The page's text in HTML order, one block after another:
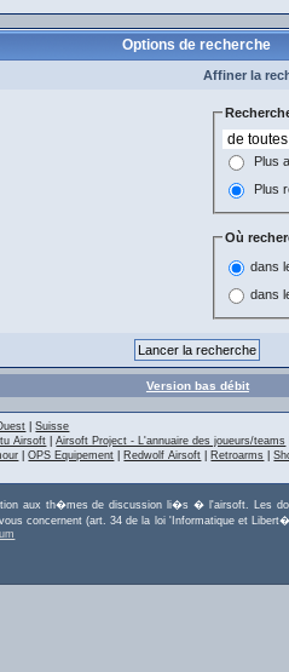
Options de recherche
Affiner la
Plus
Plus
Où
dans
dans
Version bas débit
|Suisse
Airsoft |Airsoft Project - L'annuaire des joueurs/teams
|OPS Equipement Redwolf Airsoft Retroarms |
aux th�mes de discussion li�s � l'airsoft.
concernent (art. 34 de la loi 'Informatique et